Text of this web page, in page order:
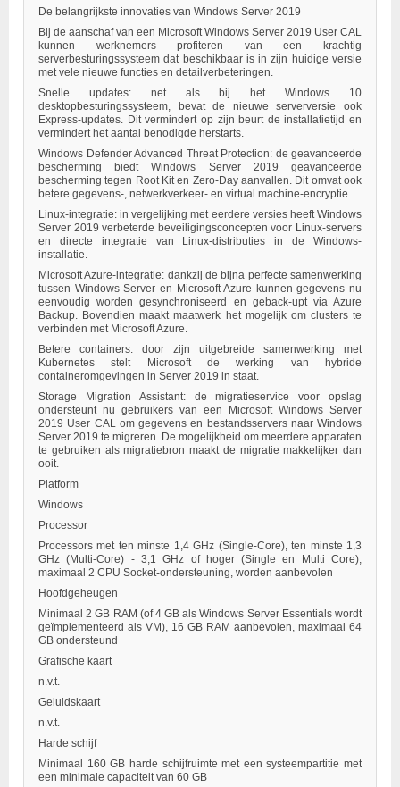
De belangrijkste innovaties van Windows Server 2019
Bij de aanschaf van een Microsoft Windows Server 2019 User CAL
kunnen werknemers profiteren van een krachtig
serverbesturingssysteem dat beschikbaar is in zijn huidige versie
met vele nieuwe functies en detailverbeteringen.
Snelle updates: net als bij het Windows 10
desktopbesturingssysteem, bevat de nieuwe serverversie ook
Express-updates. Dit vermindert op zijn beurt de installatietijd en
vermindert het aantal benodigde herstarts.
Windows Defender Advanced Threat Protection: de geavanceerde
bescherming biedt Windows Server 2019 geavanceerde
bescherming tegen Root Kit en Zero-Day aanvallen. Dit omvat ook
betere gegevens-, netwerkverkeer- en virtual machine-encryptie.
Linux-integratie: in vergelijking met eerdere versies heeft Windows
Server 2019 verbeterde beveiligingsconcepten voor Linux-servers
en directe integratie van Linux-distributies in de Windows-
installatie.
Microsoft Azure-integratie: dankzij de bijna perfecte samenwerking
tussen Windows Server en Microsoft Azure kunnen gegevens nu
eenvoudig worden gesynchroniseerd en geback-upt via Azure
Backup. Bovendien maakt maatwerk het mogelijk om clusters te
verbinden met Microsoft Azure.
Betere containers: door zijn uitgebreide samenwerking met
Kubernetes stelt Microsoft de werking van hybride
containeromgevingen in Server 2019 in staat.
Storage Migration Assistant: de migratieservice voor opslag
ondersteunt nu gebruikers van een Microsoft Windows Server
2019 User CAL om gegevens en bestandsservers naar Windows
Server 2019 te migreren. De mogelijkheid om meerdere apparaten
te gebruiken als migratiebron maakt de migratie makkelijker dan
ooit.
Platform
Windows
Processor
Processors met ten minste 1,4 GHz (Single-Core), ten minste 1,3
GHz (Multi-Core) - 3,1 GHz of hoger (Single en Multi Core),
maximaal 2 CPU Socket-ondersteuning, worden aanbevolen
Hoofdgeheugen
Minimaal 2 GB RAM (of 4 GB als Windows Server Essentials wordt
geïmplementeerd als VM), 16 GB RAM aanbevolen, maximaal 64
GB ondersteund
Grafische kaart
n.v.t.
Geluidskaart
n.v.t.
Harde schijf
Minimaal 160 GB harde schijfruimte met een systeempartitie met
een minimale capaciteit van 60 GB